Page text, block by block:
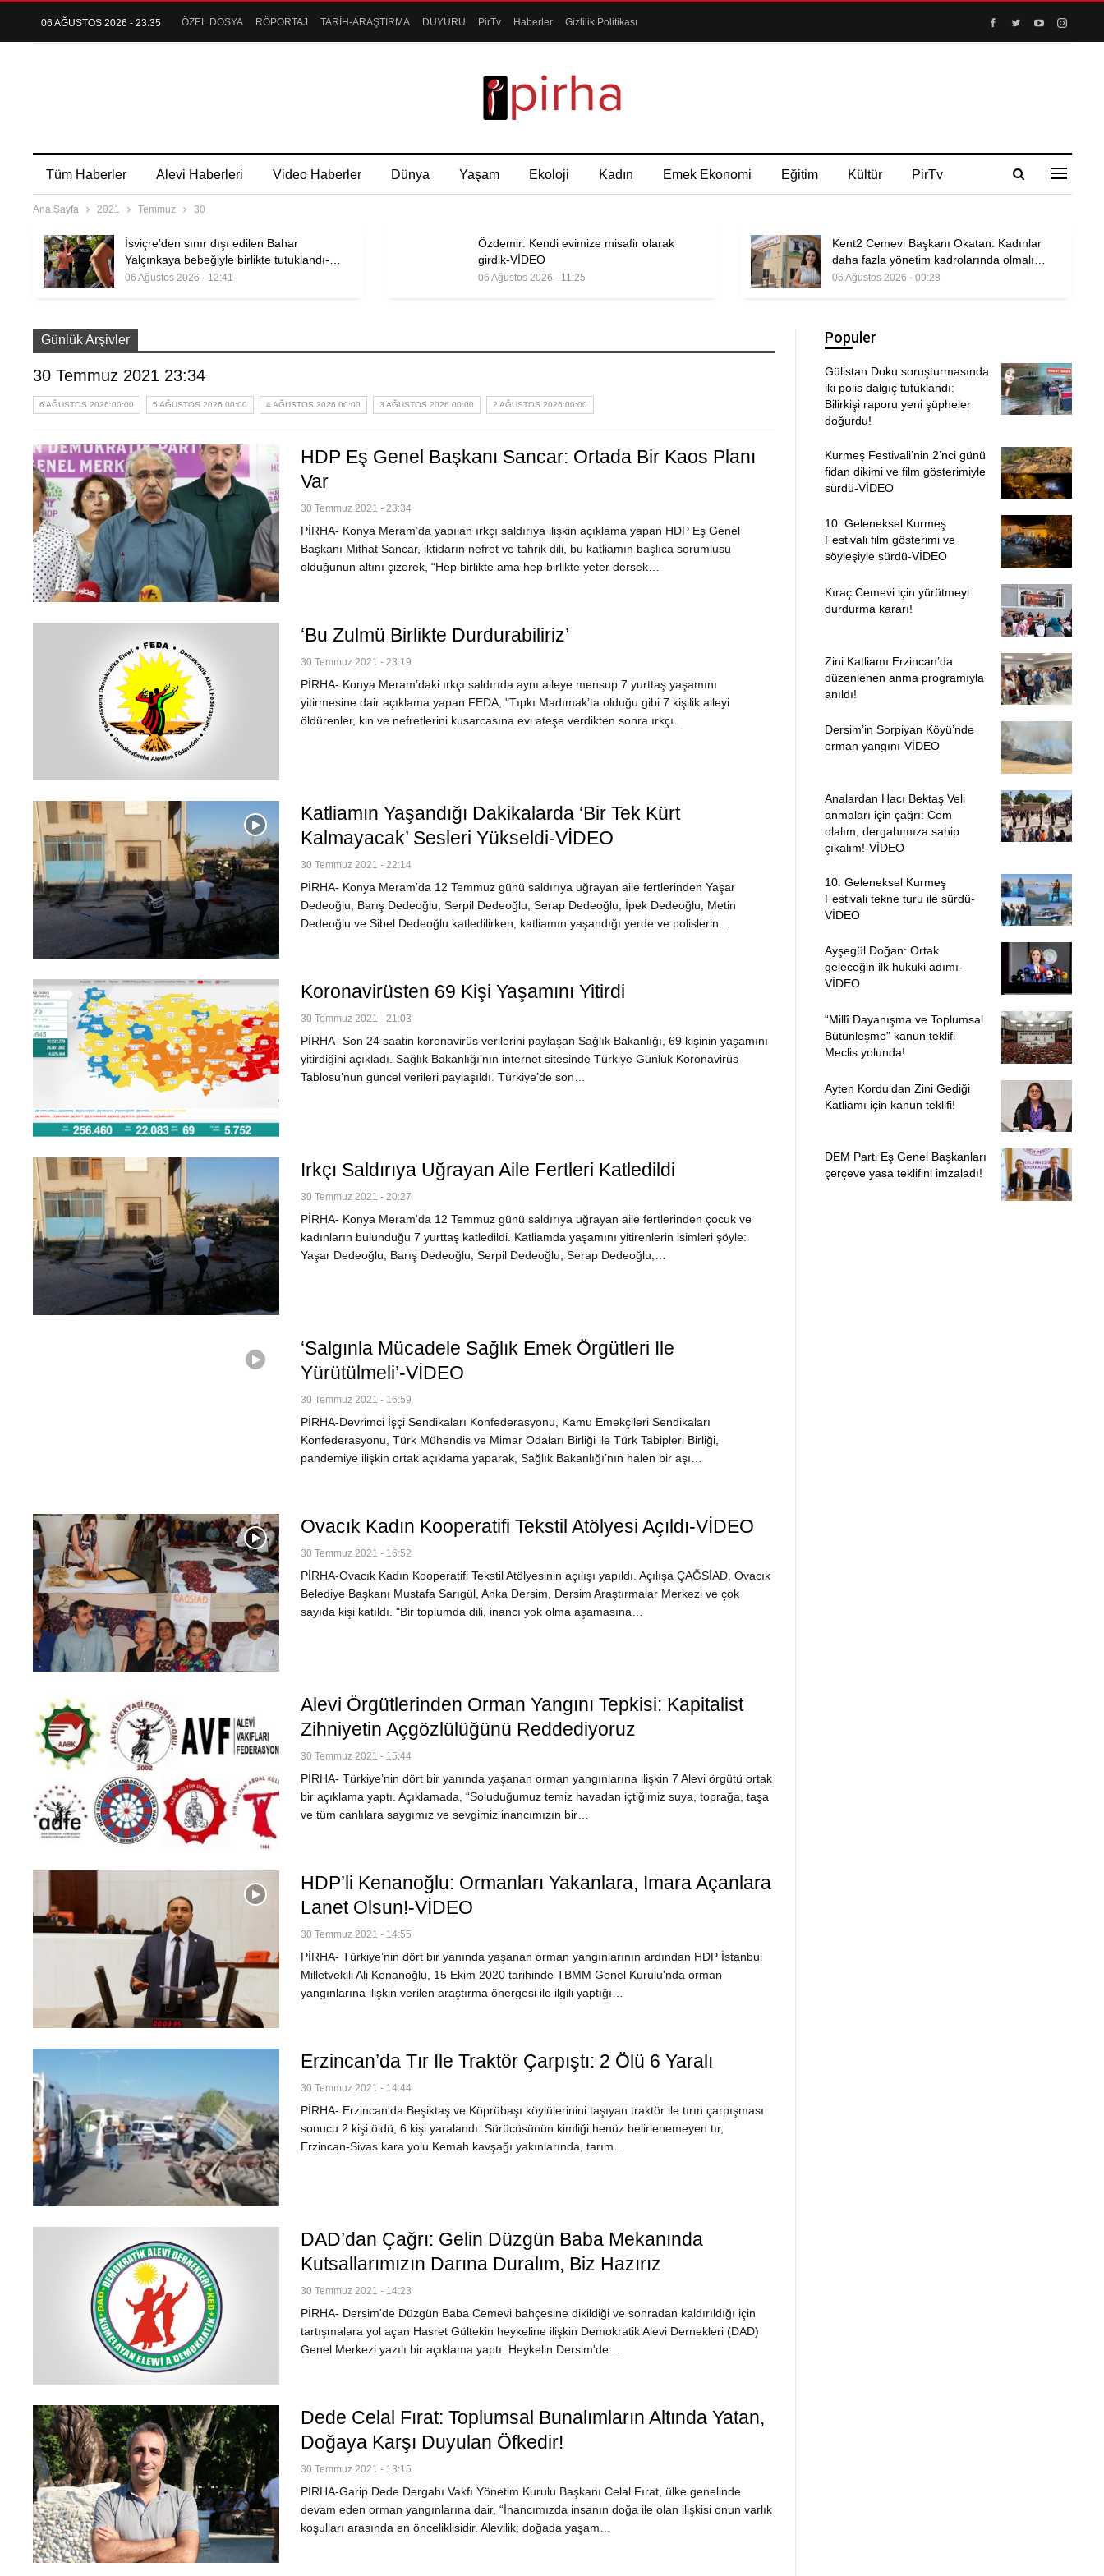
06 AĞUSTOS 2026 - 23:35 ÖZEL DOSYA RÖPORTAJ TARİH-ARAŞTIRMA DUYURU PirTv Haberler Gizlilik Politikası
Tüm Haberler Alevi Haberleri Video Haberler Dünya Yaşam Ekoloji Kadın Emek Ekonomi Eğitim Kültür PirTv
Ana Sayfa 2021 Temmuz 30
İsviçre’den sınır dışı edilen Bahar
Yalçınkaya bebeğiyle birlikte tutuklandı-…
06 Ağustos 2026 - 12:41
Özdemir: Kendi evimize misafir olarak
girdik-VİDEO
06 Ağustos 2026 - 11:25
Kent2 Cemevi Başkanı Okatan: Kadınlar
daha fazla yönetim kadrolarında olmalı…
06 Ağustos 2026 - 09:28
Günlük Arşivler
30 Temmuz 2021 23:34
6 AĞUSTOS 2026 00:00 5 AĞUSTOS 2026 00:00 4 AĞUSTOS 2026 00:00 3 AĞUSTOS 2026 00:00 2 AĞUSTOS 2026 00:00
HDP Eş Genel Başkanı Sancar: Ortada Bir Kaos Planı
Var
30 Temmuz 2021 - 23:34
PİRHA- Konya Meram’da yapılan ırkçı saldırıya ilişkin açıklama yapan HDP Eş Genel
Başkanı Mithat Sancar, iktidarın nefret ve tahrik dili, bu katliamın başlıca sorumlusu
olduğunun altını çizerek, “Hep birlikte ama hep birlikte yeter dersek…
‘Bu Zulmü Birlikte Durdurabiliriz’
30 Temmuz 2021 - 23:19
PİRHA- Konya Meram’daki ırkçı saldırıda aynı aileye mensup 7 yurttaş yaşamını
yitirmesine dair açıklama yapan FEDA, "Tıpkı Madımak’ta olduğu gibi 7 kişilik aileyi
öldürenler, kin ve nefretlerini kusarcasına evi ateşe verdikten sonra ırkçı…
Katliamın Yaşandığı Dakikalarda ‘Bir Tek Kürt
Kalmayacak’ Sesleri Yükseldi-VİDEO
30 Temmuz 2021 - 22:14
PİRHA- Konya Meram’da 12 Temmuz günü saldırıya uğrayan aile fertlerinden Yaşar
Dedeoğlu, Barış Dedeoğlu, Serpil Dedeoğlu, Serap Dedeoğlu, İpek Dedeoğlu, Metin
Dedeoğlu ve Sibel Dedeoğlu katledilirken, katliamın yaşandığı yerde ve polislerin…
Koronavirüsten 69 Kişi Yaşamını Yitirdi
30 Temmuz 2021 - 21:03
PİRHA- Son 24 saatin koronavirüs verilerini paylaşan Sağlık Bakanlığı, 69 kişinin yaşamını
yitirdiğini açıkladı. Sağlık Bakanlığı’nın internet sitesinde Türkiye Günlük Koronavirüs
Tablosu’nun güncel verileri paylaşıldı. Türkiye’de son…
Irkçı Saldırıya Uğrayan Aile Fertleri Katledildi
30 Temmuz 2021 - 20:27
PİRHA- Konya Meram'da 12 Temmuz günü saldırıya uğrayan aile fertlerinden çocuk ve
kadınların bulunduğu 7 yurttaş katledildi. Katliamda yaşamını yitirenlerin isimleri şöyle:
Yaşar Dedeoğlu, Barış Dedeoğlu, Serpil Dedeoğlu, Serap Dedeoğlu,…
‘Salgınla Mücadele Sağlık Emek Örgütleri Ile
Yürütülmeli’-VİDEO
30 Temmuz 2021 - 16:59
PİRHA-Devrimci İşçi Sendikaları Konfederasyonu, Kamu Emekçileri Sendikaları
Konfederasyonu, Türk Mühendis ve Mimar Odaları Birliği ile Türk Tabipleri Birliği,
pandemiye ilişkin ortak açıklama yaparak, Sağlık Bakanlığı’nın halen bir aşı…
Ovacık Kadın Kooperatifi Tekstil Atölyesi Açıldı-VİDEO
30 Temmuz 2021 - 16:52
PİRHA-Ovacık Kadın Kooperatifi Tekstil Atölyesinin açılışı yapıldı. Açılışa ÇAĞSİAD, Ovacık
Belediye Başkanı Mustafa Sarıgül, Anka Dersim, Dersim Araştırmalar Merkezi ve çok
sayıda kişi katıldı. "Bir toplumda dili, inancı yok olma aşamasına…
Alevi Örgütlerinden Orman Yangını Tepkisi: Kapitalist
Zihniyetin Açgözlülüğünü Reddediyoruz
30 Temmuz 2021 - 15:44
PİRHA- Türkiye’nin dört bir yanında yaşanan orman yangınlarına ilişkin 7 Alevi örgütü ortak
bir açıklama yaptı. Açıklamada, “Soluduğumuz temiz havadan içtiğimiz suya, toprağa, taşa
ve tüm canlılara saygımız ve sevgimiz inancımızın bir…
HDP’li Kenanoğlu: Ormanları Yakanlara, Imara Açanlara
Lanet Olsun!-VİDEO
30 Temmuz 2021 - 14:55
PİRHA- Türkiye’nin dört bir yanında yaşanan orman yangınlarının ardından HDP İstanbul
Milletvekili Ali Kenanoğlu, 15 Ekim 2020 tarihinde TBMM Genel Kurulu'nda orman
yangınlarına ilişkin verilen araştırma önergesi ile ilgili yaptığı…
Erzincan’da Tır Ile Traktör Çarpıştı: 2 Ölü 6 Yaralı
30 Temmuz 2021 - 14:44
PİRHA- Erzincan'da Beşiktaş ve Köprübaşı köylülerinini taşıyan traktör ile tırın çarpışması
sonucu 2 kişi öldü, 6 kişi yaralandı. Sürücüsünün kimliği henüz belirlenemeyen tır,
Erzincan-Sivas kara yolu Kemah kavşağı yakınlarında, tarım…
DAD’dan Çağrı: Gelin Düzgün Baba Mekanında
Kutsallarımızın Darına Duralım, Biz Hazırız
30 Temmuz 2021 - 14:23
PİRHA- Dersim'de Düzgün Baba Cemevi bahçesine dikildiği ve sonradan kaldırıldığı için
tartışmalara yol açan Hasret Gültekin heykeline ilişkin Demokratik Alevi Dernekleri (DAD)
Genel Merkezi yazılı bir açıklama yaptı. Heykelin Dersim'de…
Dede Celal Fırat: Toplumsal Bunalımların Altında Yatan,
Doğaya Karşı Duyulan Öfkedir!
30 Temmuz 2021 - 13:15
PİRHA-Garip Dede Dergahı Vakfı Yönetim Kurulu Başkanı Celal Fırat, ülke genelinde
devam eden orman yangınlarına dair, “İnancımızda insanın doğa ile olan ilişkisi onun varlık
koşulları arasında en önceliklisidir. Alevilik; doğada yaşam…
Populer
Gülistan Doku soruşturmasında
iki polis dalgıç tutuklandı:
Bilirkişi raporu yeni şüpheler
doğurdu!
Kurmeş Festivali’nin 2’nci günü
fidan dikimi ve film gösterimiyle
sürdü-VİDEO
10. Geleneksel Kurmeş
Festivali film gösterimi ve
söyleşiyle sürdü-VİDEO
Kıraç Cemevi için yürütmeyi
durdurma kararı!
Zini Katliamı Erzincan’da
düzenlenen anma programıyla
anıldı!
Dersim’in Sorpiyan Köyü’nde
orman yangını-VİDEO
Analardan Hacı Bektaş Veli
anmaları için çağrı: Cem
olalım, dergahımıza sahip
çıkalım!-VİDEO
10. Geleneksel Kurmeş
Festivali tekne turu ile sürdü-
VİDEO
Ayşegül Doğan: Ortak
geleceğin ilk hukuki adımı-
VİDEO
“Millî Dayanışma ve Toplumsal
Bütünleşme” kanun teklifi
Meclis yolunda!
Ayten Kordu’dan Zini Gediği
Katliamı için kanun teklifi!
DEM Parti Eş Genel Başkanları
çerçeve yasa teklifini imzaladı!